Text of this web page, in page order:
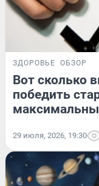
ЗДОРОВЬЕ ОБЗОР
Вот сколько
победить
29 июля, 2026, 19:30